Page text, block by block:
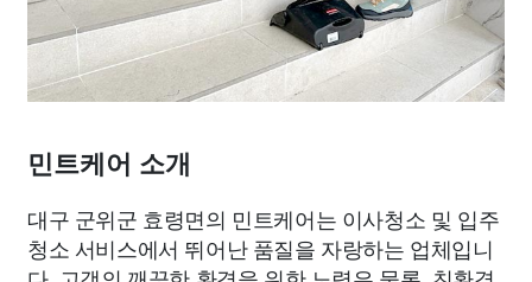
민트케어 소개
대구 군위군 효령면의 민트케어는 이사청소 및 입주
청소 서비스에서 뛰어난 품질을 자랑하는 업체입니